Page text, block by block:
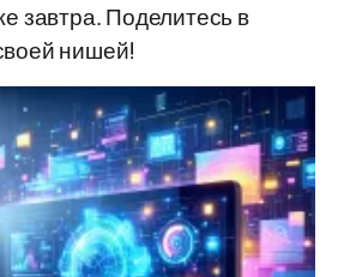
завтра. Поделитесь в
нишей!